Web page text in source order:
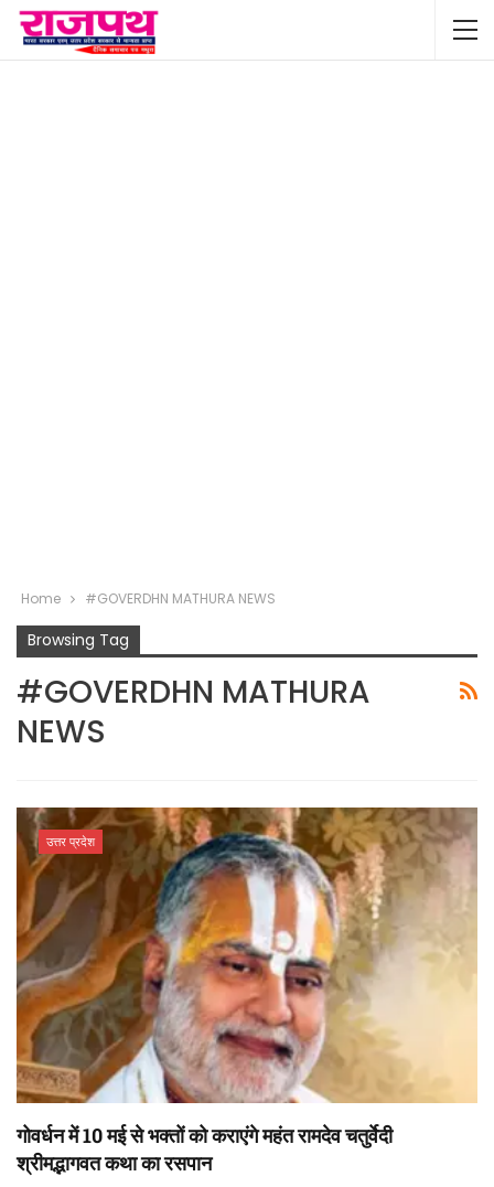
Home #GOVERDHN MATHURA NEWS
Browsing Tag
#GOVERDHN MATHURA
NEWS
उत्तर प्रदेश
गोवर्धन में 10 मई से भक्तों को कराएंगे महंत रामदेव चतुर्वेदी
श्रीमद्भागवत कथा का रसपान